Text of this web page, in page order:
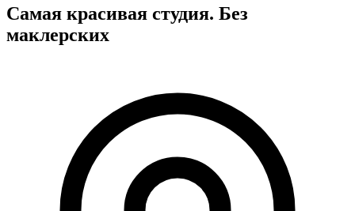
Самая красивая студия. Без
маклерских